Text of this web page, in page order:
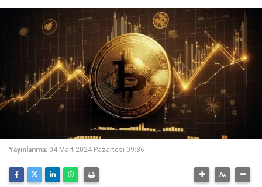
Yayınlanma: 04 Mart 2024 Pazartesi 09:36